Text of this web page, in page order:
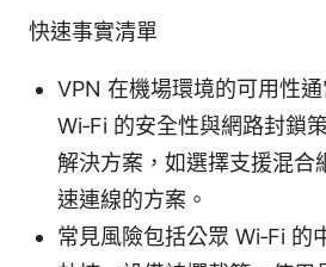
快速事實清單
VPN 在機場環境的可用性
Wi‑Fi 的安全性與網路封鎖
解決方案，如選擇支援混合
速連線的方案。
常見風險包括公眾 Wi‑Fi 的